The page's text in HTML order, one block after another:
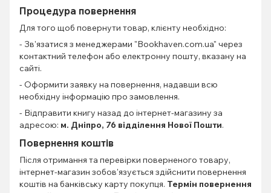
Процедура повернення
Для того щоб повернути товар, клієнту необхідно:
- Зв'язатися з менеджерами "Bookhaven.com.ua" через
контактний телефон або електронну пошту, вказану на
сайті.
- Оформити заявку на повернення, надавши всю
необхідну інформацію про замовлення.
- Відправити книгу назад до інтернет-магазину за
адресою: м. Дніпро, 76 відділення Нової Пошти.
Повернення коштів
Після отримання та перевірки поверненого товару,
інтернет-магазин зобов'язується здійснити повернення
коштів на банківську карту покупця. Термін повернення